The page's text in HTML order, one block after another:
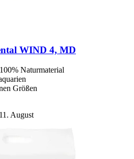
WIND 4, MD
Naturmaterial
Größen
August